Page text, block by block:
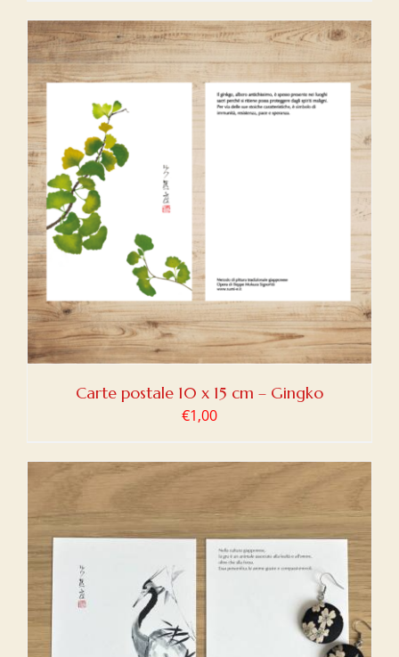
Carte postale 10 x 15 cm – Gingko
€1,00